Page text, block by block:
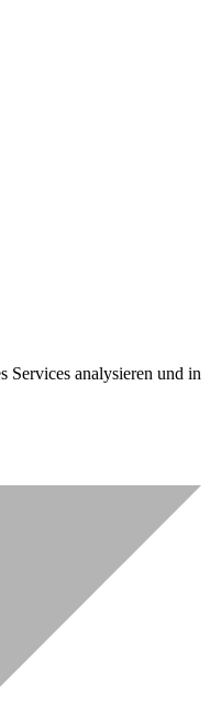
Services analysieren und in